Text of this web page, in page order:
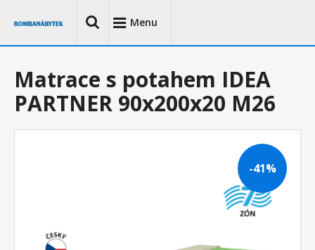
Menu
-41%
Matrace s potahem IDEA
PARTNER 90x200x20 M26